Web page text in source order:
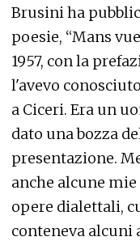
Brusini ha
poesie, “Mans
1957, con la
l'avevo
a Ciceri. Era un
dato una bozza
presentazione.
anche alcune
opere dialettali,
conteneva